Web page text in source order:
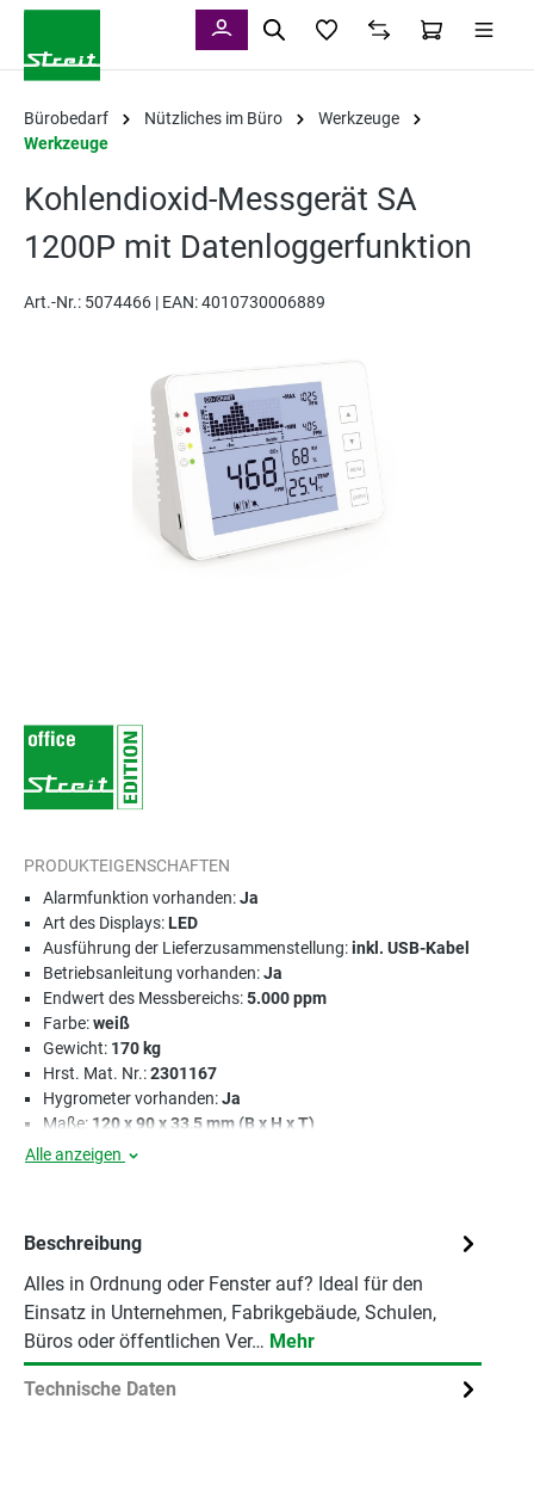
Bürobedarf Nützliches im Büro
Werkzeuge
Werkzeuge
Kohlendioxid-Messgerät SA
1200P mit Datenloggerfunktion
Art.-Nr.: 5074466 | EAN: 4010730006889
PRODUKTEIGENSCHAFTEN
Alarmfunktion vorhanden:Ja
Art des Displays:LED
Ausführung der Lieferzusammenstellung:inkl. USB-Kabel
Betriebsanleitung vorhanden:Ja
Endwert des Messbereichs:5.000 ppm
Farbe:weiß
Gewicht: 170 kg
Hrst. Mat. Nr.:2301167
Hygrometer vorhanden:Ja
Maße: 120 x 90 x 33,5 mm (B x H x T)
Alle anzeigen
Beschreibung
Alles in Ordnung oder Fenster auf? Ideal für den
Einsatz in Unternehmen, Fabrikgebäude, Schulen,
Büros oder öffentlichen Ver… Mehr
Technische Daten